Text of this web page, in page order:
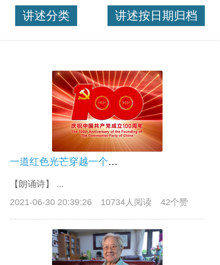
讲述分类 讲述按日期归档
一道红色光芒穿越一个世纪
【朗诵诗】 ...
2021-06-30 20:39:26
10734人阅读 42个赞